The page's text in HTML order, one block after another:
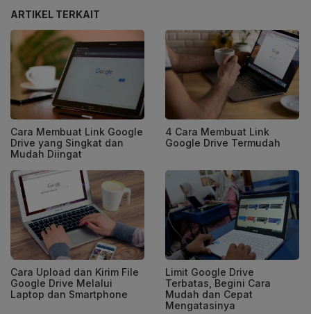
ARTIKEL TERKAIT
Cara Membuat Link Google
Drive yang Singkat dan
Mudah Diingat
4 Cara Membuat Link
Google Drive Termudah
Cara Upload dan Kirim File
Google Drive Melalui
Laptop dan Smartphone
Limit Google Drive
Terbatas, Begini Cara
Mudah dan Cepat
Mengatasinya